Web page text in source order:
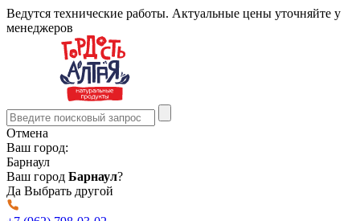
Ведутся технические работы. Актуальные цены уточняйте у
менеджеров
Отмена
Ваш город:
Барнаул
Ваш город Барнаул?
Да Выбрать другой